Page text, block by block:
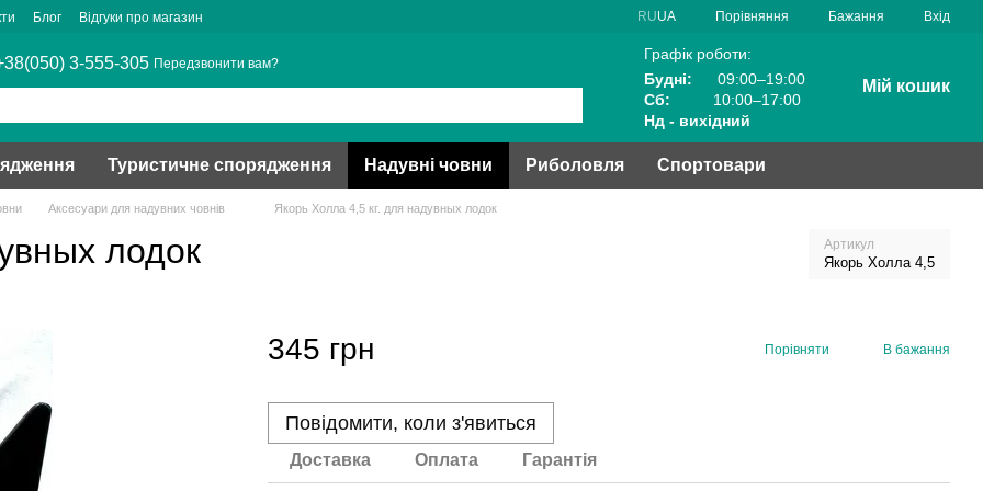
Блог Відгуки про магазин RUUA Порівняння Бажання Вхід
3-555-305 Передзвонити вам?
Графік роботи:
Будні:
09:00–19:00
Сб:
10:00–17:00
Нд - вихідний
Мій кошик
Туристичне спорядження Надувні човни Риболовля Спортовари
Аксесуари для надувних човнів Якорь Холла 4,5 кг. для надувных лодок
лодок Артикул
Якорь Холла 4,5
345 грн Порівняти В бажання
Повідомити, коли з'явиться
Доставка Оплата Гарантія